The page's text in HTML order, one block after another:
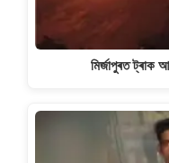
মিৰ্জাপুৰত